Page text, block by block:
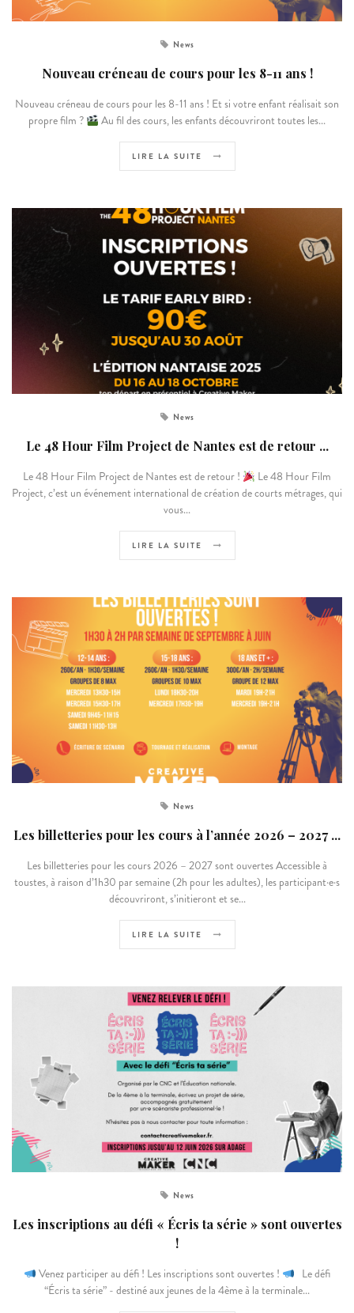
News
Nouveau créneau de cours pour les 8-11 ans !
Nouveau créneau de cours pour les 8-11 ans ! Et si votre enfant réalisait son
propre film ?
Au fil des cours, les enfants découvriront toutes les...
LIRE LA SUITE
News
Le 48 Hour Film Project de Nantes est de retour ...
Le 48 Hour Film Project de Nantes est de retour !
Le 48 Hour Film
Project, c’est un événement international de création de courts métrages, qui
vous...
LIRE LA SUITE
News
Les billetteries pour les cours à l’année 2026 – 2027 ...
Les billetteries pour les cours 2026 – 2027 sont ouvertes Accessible à
toustes, à raison d’1h30 par semaine (2h pour les adultes), les participant·e·s
découvriront, s’initieront et se...
LIRE LA SUITE
News
Les inscriptions au défi « Écris ta série » sont ouvertes
!
Venez participer au défi ! Les inscriptions sont ouvertes !
Le défi
“Écris ta série” - destiné aux jeunes de la 4ème à la terminale...